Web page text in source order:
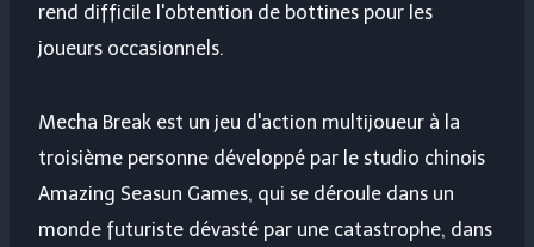
rend difficile l'obtention de bottines pour les
joueurs occasionnels.
Mecha Break est un jeu d'action multijoueur à la
troisième personne développé par le studio chinois
Amazing Seasun Games, qui se déroule dans un
monde futuriste dévasté par une catastrophe, dans